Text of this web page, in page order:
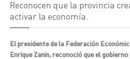
Reconocen que la provincia
activar la economía.
El presidente de la Federación
Enrique Zanin, reconoció que el